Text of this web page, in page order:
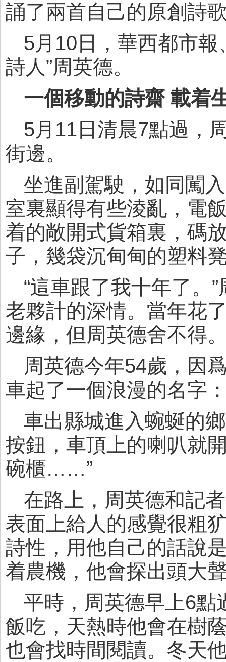
誦了兩首自己的原創詩
5月10日，華西都市
詩人”周英德。
一個移動的詩齋 載着
5月11日清晨7點過，
街邊。
坐進副駕駛，如同闖
室裏顯得有些淩亂，電
着的敞開式貨箱裏，碼
子，幾袋沉甸甸的塑料
“這車跟了我十年了。
老夥計的深情。當年花
邊緣，但周英德舍不得
周英德今年54歲，因
車起了一個浪漫的名字
車出縣城進入蜿蜒的
按鈕，車頂上的喇叭就
碗櫃……”
在路上，周英德和記
表面上給人的感覺很粗
詩性，用他自己的話說
着農機，他會探出頭大
平時，周英德早上6點
飯吃，天熱時他會在樹
也會找時間閱讀。冬天